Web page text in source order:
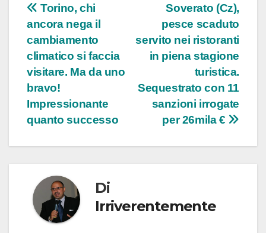
Navigazione
articoli
Soverato (Cz),
pesce scaduto
servito nei ristoranti
in piena stagione
turistica.
Sequestrato con 11
sanzioni irrogate
per 26mila €
Torino, chi
ancora nega il
cambiamento
climatico si faccia
visitare. Ma da uno
bravo!
Impressionante
quanto successo
Di
Irriverentemente